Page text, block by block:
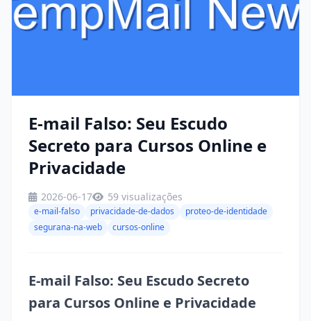
E-mail Falso: Seu Escudo
Secreto para Cursos Online e
Privacidade
2026-06-17 59 visualizações
e-mail-falso privacidade-de-dados
proteo-de-identidade
segurana-na-web
cursos-online
E-mail Falso: Seu Escudo Secreto
para Cursos Online e Privacidade